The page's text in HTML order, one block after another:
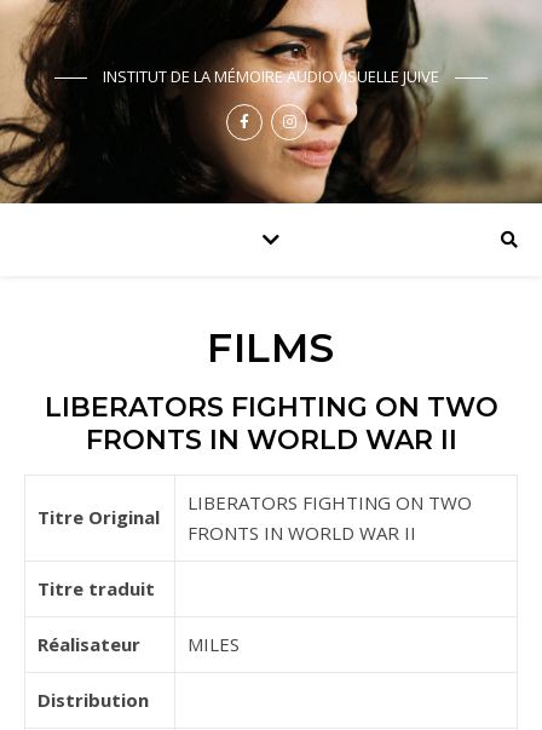
INSTITUT DE LA MÉMOIRE AUDIOVISUELLE JUIVE
FILMS
LIBERATORS FIGHTING ON TWO
FRONTS IN WORLD WAR II
Titre Original
LIBERATORS FIGHTING ON TWO
FRONTS IN WORLD WAR II
Titre traduit
Réalisateur MILES
Distribution